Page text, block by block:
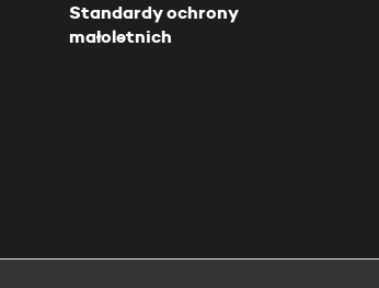
Standardy ochrony
małoletnich